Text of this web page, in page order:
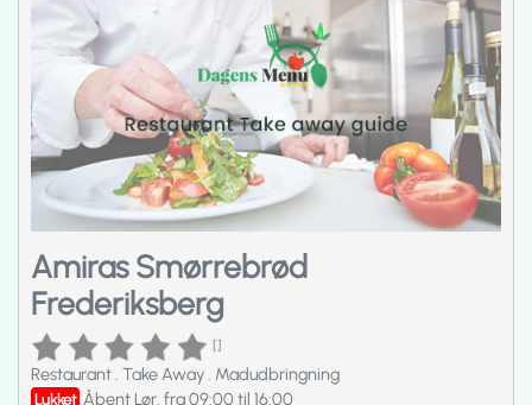
Amiras Smørrebrød
Frederiksberg
[]
Restaurant. Take Away. Madudbringning
Lukket Åbent Lør. fra 09:00 til 16:00